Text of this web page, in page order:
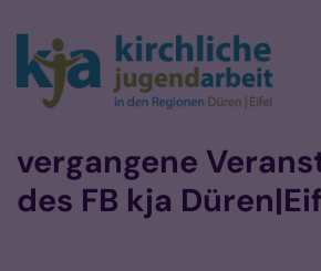
vergangene
des FB kja